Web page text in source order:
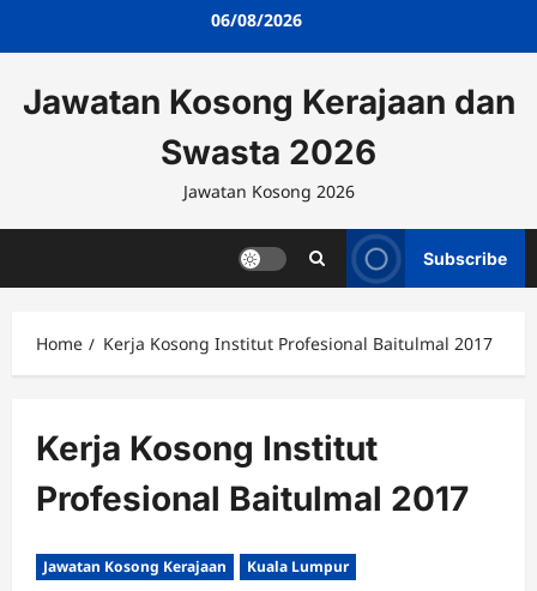
06/08/2026
Jawatan Kosong Kerajaan dan
Swasta 2026
Jawatan Kosong 2026
Subscribe
Home Kerja Kosong Institut Profesional Baitulmal 2017
Kerja Kosong Institut
Profesional Baitulmal 2017
Jawatan Kosong Kerajaan Kuala Lumpur